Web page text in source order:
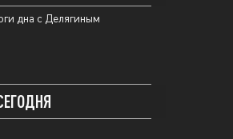
дна с Делягиным